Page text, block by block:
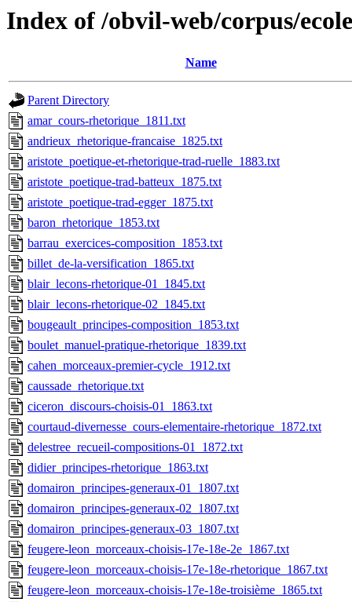
Index of /obvil-web/corpus/
Name
Parent Directory
amar_cours-rhetorique_1811.txt
andrieux_rhetorique-francaise_1825.txt
aristote_poetique-et-rhetorique-trad-ruelle_1883.txt
aristote_poetique-trad-batteux_1875.txt
aristote_poetique-trad-egger_1875.txt
baron_rhetorique_1853.txt
barrau_exercices-composition_1853.txt
billet_de-la-versification_1865.txt
blair_lecons-rhetorique-01_1845.txt
blair_lecons-rhetorique-02_1845.txt
bougeault_principes-composition_1853.txt
boulet_manuel-pratique-rhetorique_1839.txt
cahen_morceaux-premier-cycle_1912.txt
caussade_rhetorique.txt
ciceron_discours-choisis-01_1863.txt
courtaud-divernesse_cours-elementaire-rhetorique_1872.txt
delestree_recueil-compositions-01_1872.txt
didier_principes-rhetorique_1863.txt
domairon_principes-generaux-01_1807.txt
domairon_principes-generaux-02_1807.txt
domairon_principes-generaux-03_1807.txt
feugere-leon_morceaux-choisis-17e-18e-2e_1867.txt
feugere-leon_morceaux-choisis-17e-18e-rhetorique_1867.txt
feugere-leon_morceaux-choisis-17e-18e-troisième_1865.txt